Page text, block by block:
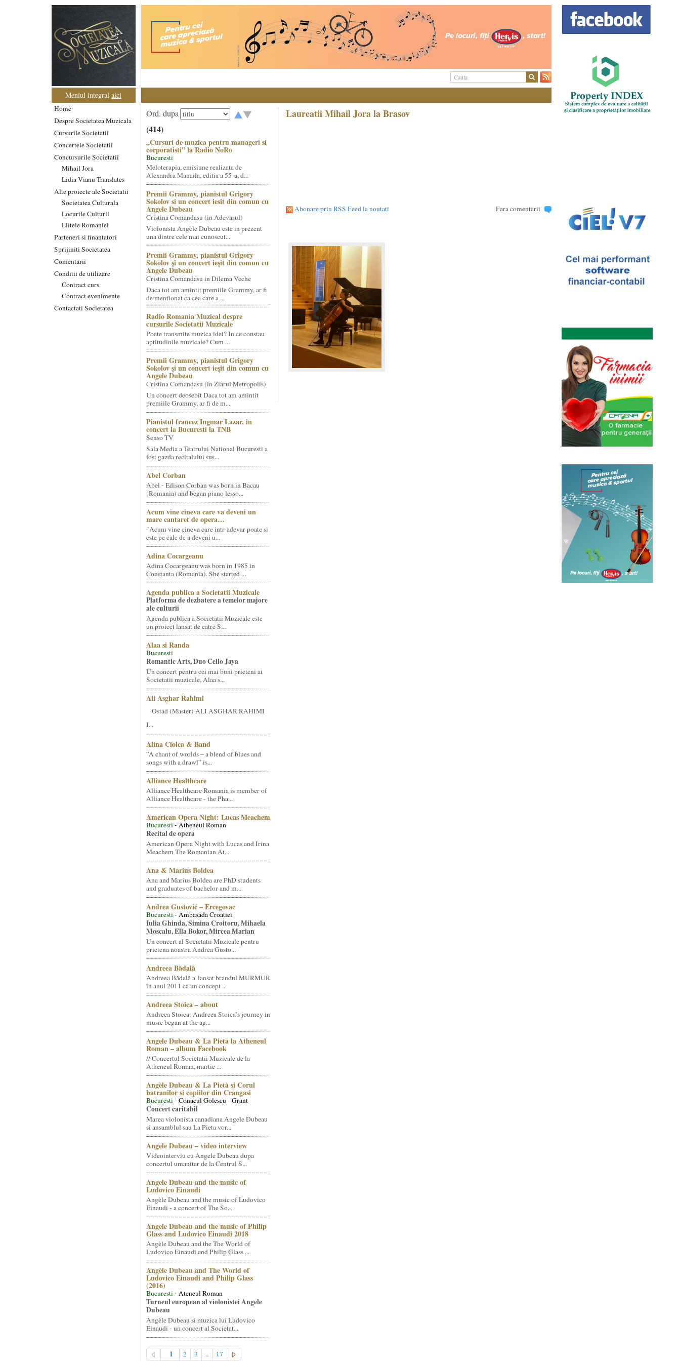
Meniul integralaici
Home
Despre Societatea Muzicala
Cursurile Societatii
Concertele Societatii
Concursurile Societatii
Mihail Jora
Lidia Vianu Translates
Alte proiecte ale Societatii
Societatea Culturala
Locurile Culturii
Elitele Romaniei
Parteneri si finantatori
Sprijiniti Societatea
Comentarii
Conditii de utilizare
Contract curs
Contract evenimente
Contactati Societatea
Ord. dupa
(414)
„Cursuri de muzica pentru manageri si
corporatisti” la Radio NoRo
Bucuresti
Meloterapia, emisiune realizata de
Alexandra Manaila, editia a 55-a, d...
Premii Grammy, pianistul Grigory
Sokolov si un concert iesit din comun cu
Angele Dubeau
Cristina Comandasu (in Adevarul)
Violonista Angèle Dubeau este in prezent
una dintre cele mai cunoscut...
Premii Grammy, pianistul Grigory
Sokolov și un concert ieșit din comun cu
Angele Dubeau
Cristina Comandasu in Dilema Veche
Daca tot am amintit premiile Grammy, ar fi
de mentionat ca cea care a ...
Radio Romania Muzical despre
cursurile Societatii Muzicale
Poate transmite muzica idei? In ce constau
aptitudinile muzicale? Cum ...
Premii Grammy, pianistul Grigory
Sokolov și un concert ieșit din comun cu
Angele Dubeau
Cristina Comandasu (in Ziarul Metropolis)
Un concert deosebit Daca tot am amintit
premiile Grammy, ar fi de m...
Pianistul francez Ingmar Lazar, in
concert la Bucuresti la TNB
Senso TV
Sala Media a Teatrului National Bucuresti a
fost gazda recitalului sus...
Abel Corban
Abel - Edison Corban was born in Bacau
(Romania) and began piano lesso...
Acum vine cineva care va deveni un
mare cantaret de opera…
"Acum vine cineva care intr-adevar poate si
este pe cale de a deveni u...
Adina Cocargeanu
Adina Cocargeanu was born in 1985 in
Constanta (Romania). She started ...
Agenda publica a Societatii Muzicale
Platforma de dezbatere a temelor majore
ale culturii
Agenda publica a Societatii Muzicale este
un proiect lansat de catre S...
Alaa si Randa
Bucuresti
Romantic Arts, Duo Cello Jaya
Un concert pentru cei mai buni prieteni ai
Societatii muzicale, Alaa s...
Ali Asghar Rahimi
Ostad (Master) ALI ASGHAR RAHIMI
I...
Alina Ciolca & Band
”A chant of worlds – a blend of blues and
songs with a drawl” is...
Alliance Healthcare
Alliance Healthcare Romania is member of
Alliance Healthcare - the Pha...
American Opera Night: Lucas Meachem
Bucuresti- Atheneul Roman
Recital de opera
American Opera Night with Lucas and Irina
Meachem The Romanian At...
Ana & Marius Boldea
Ana and Marius Boldea are PhD students
and graduates of bachelor and m...
Andrea Gustović – Ercegovac
Bucuresti- Ambasada Croatiei
Iulia Ghinda, Simina Croitoru, Mihaela
Moscalu, Ella Bokor, Mircea Marian
Un concert al Societatii Muzicale pentru
prietena noastra Andrea Gusto...
Andreea Bădală
Andreea Bădală a lansat brandul MURMUR
în anul 2011 ca un concept ...
Andreea Stoica – about
Andreea Stoica: Andreea Stoica’s journey in
music began at the ag...
Angele Dubeau & La Pieta la Atheneul
Roman – album Facebook
// Concertul Societatii Muzicale de la
Atheneul Roman, martie ...
Angèle Dubeau & La Pietà si Corul
batranilor si copiilor din Crangasi
Bucuresti- Conacul Golescu - Grant
Concert caritabil
Marea violonista canadiana Angele Dubeau
si ansamblul sau La Pieta vor...
Angele Dubeau – video interview
Videointerviu cu Angele Dubeau dupa
concertul umanitar de la Centrul S...
Angele Dubeau and the music of
Ludovico Einaudi
Angèle Dubeau and the music of Ludovico
Einaudi - a concert of The So...
Angele Dubeau and the music of Philip
Glass and Ludovico Einaudi 2018
Angèle Dubeau and the The World of
Ludovico Einaudi and Philip Glass ...
Angèle Dubeau and The World of
Ludovico Einaudi and Philip Glass
(2016)
Bucuresti- Ateneul Roman
Turneul european al violonistei Angele
Dubeau
Angèle Dubeau si muzica lui Ludovico
Einaudi - un concert al Societat...
1 2 3 .. 17
Laureatii Mihail Jora la Brasov
Abonare prin RSS Feed la noutati Fara comentarii